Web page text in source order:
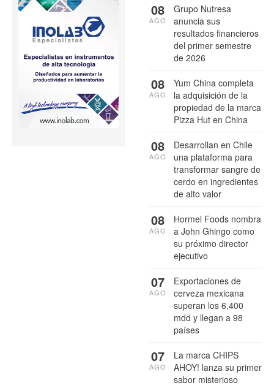
Grupo Nutresa
anuncia sus
resultados financieros
del primer semestre
de 2026
08
AGO
Yum China completa
la adquisición de la
propiedad de la marca
Pizza Hut en China
08
AGO
Desarrollan en Chile
una plataforma para
transformar sangre de
cerdo en ingredientes
de alto valor
08
AGO
Hormel Foods nombra
a John Ghingo como
su próximo director
ejecutivo
08
AGO
Exportaciones de
cerveza mexicana
superan los 6,400
mdd y llegan a 98
países
07
AGO
La marca CHIPS
AHOY! lanza su primer
sabor misterioso
07
AGO